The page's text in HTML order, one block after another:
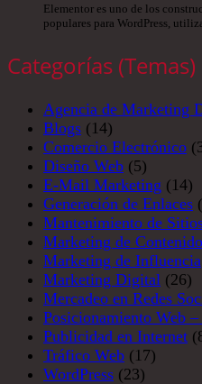
Elementor es uno de los
populares para WordPress,
Categorías (Temas)
Agencia de Marketing
Blogs (14)
Comercio Electrónico
Diseño Web (5)
E-Mail Marketing (14)
Generación de Enlaces
Mantenimiento de
Marketing de
Marketing de Influencia
Marketing Digital (26)
Mercadeo en Redes
Posicionamiento Web –
Publicidad en Internet
Tráfico Web (17)
WordPress (23)